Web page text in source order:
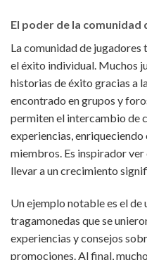
El poder de la comunidad
La comunidad de jugadores
el éxito individual. Muchos
historias de éxito gracias a
encontrado en grupos y
permiten el intercambio de
experiencias,
miembros. Es inspirador
llevar a un crecimiento
Un ejemplo notable es el de
tragamonedas que se
experiencias y consejos
promociones. Al final,